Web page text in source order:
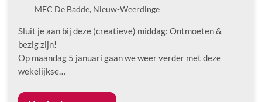
LocatieMFC De Badde, Nieuw-Weerdinge
Sluit je aan bij deze (creatieve) middag: Ontmoeten &
bezig zijn!
Op maandag 5 januari gaan we weer verder met deze
wekelijkse…